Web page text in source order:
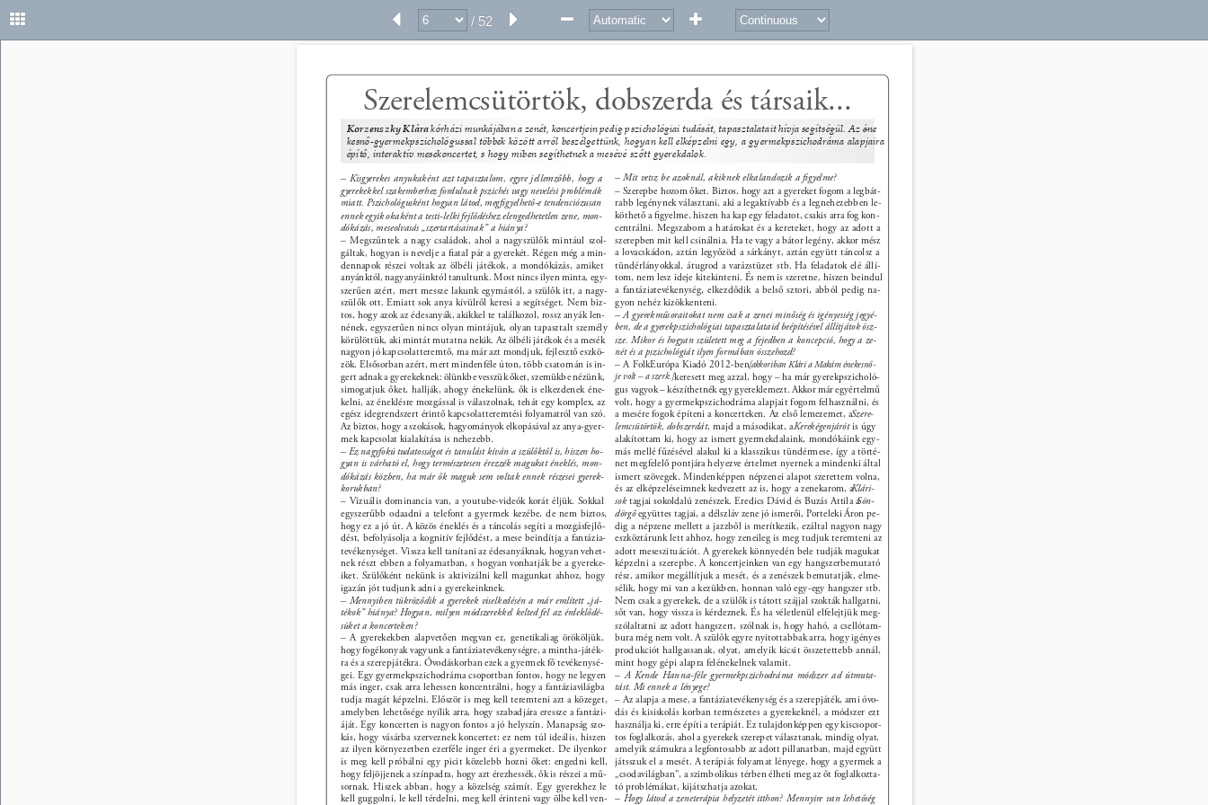
/ 52
Szerelemcsütörtök, dobszerda és társaik...
– Kisgyerekes anyukaként azt tapasztalom, egyre jellemzőbb, hogy a
gyerekekkel szakemberhez fordulnak pszichés vagy nevelési problémák
miatt. Pszichológusként hogyan látod, megﬁgyelhető-e tendenciózusan
ennek egyik okaként a testi-lelki fejlődéshez elengedhetetlen zene, mon-
dókázás, meseolvasás „szertartásainak” a hiánya?
– Megszűntek a nagy családok, ahol a nagyszülők mintául szol-
gáltak, hogyan is nevelje a ﬁatal pár a gyerekét. Régen még a min-
dennapok részei voltak az ölbéli játékok, a mondókázás, amiket
anyánktól, nagyanyáinktól tanultunk. Most nincs ilyen minta, egy-
szerűen azért, mert messze lakunk egymástól, a szülők itt, a nagy-
szülők ott. Emiatt sok anya kívülről keresi a segítséget. Nem biz-
tos, hogy azok az édesanyák, akikkel te találkozol, rossz anyák len-
nének, egyszerűen nincs olyan mintájuk, olyan tapasztalt személy
körülöttük, aki mintát mutatna nekik. Az ölbéli játékok és a mesék
nagyon jó kapcsolatteremtő, ma már azt mondjuk, fejlesztő eszkö-
zök. Elsősorban azért, mert mindenféle úton, több csatornán is in-
gert adnak a gyerekeknek: ölünkbe vesszük őket, szemükbe nézünk,
simogatjuk őket, hallják, ahogy énekelünk, ők is elkezdenek éne-
kelni, az éneklésre mozgással is válaszolnak, tehát egy komplex, az
egész idegrendszert érintő kapcsolatteremtési folyamatról van szó.
Az biztos, hogy a szokások, hagyományok elkopásával az anya-gyer-
mek kapcsolat kialakítása is nehezebb.
– Ez nagyfokú tudatosságot és tanulást kíván a szülőktől is, hiszen ho-
gyan is várható el, hogy természetesen érezzék magukat éneklés, mon-
dókázás közben, ha már ők maguk sem voltak ennek részesei gyerek-
korukban?
– Vizuális dominancia van, a youtube-videók korát éljük. Sokkal
egyszerűbb odaadni a telefont a gyermek kezébe, de nem biztos,
hogy ez a jó út. A közös éneklés és a táncolás segíti a mozgásfejlő-
dést, befolyásolja a kognitív fejlődést, a mese beindítja a fantázia-
tevékenységet. Vissza kell tanítani az édesanyáknak, hogyan vehet-
nek részt ebben a folyamatban, s hogyan vonhatják be a gyereke-
iket. Szülőként nekünk is aktivizálni kell magunkat ahhoz, hogy
igazán jót tudjunk adni a gyerekeinknek.
– Mennyiben tükröződik a gyerekek viselkedésén a már említett „já-
tékok” hiánya? Hogyan, milyen módszerekkel kelted fel az érdeklődé-
süket a koncerteken?
– A gyerekekben alapvetően megvan ez, genetikaliag örököljük,
hogy fogékonyak vagyunk a fantáziatevékenységre, a mintha-játék-
ra és a szerepjátékra. Óvodáskorban ezek a gyermek fő tevékenysé-
gei. Egy gyermekpszichodráma csoportban fontos, hogy ne legyen
más inger, csak arra lehessen koncentrálni, hogy a fantáziavilágba
tudja magát képzelni. Először is meg kell teremteni azt a közeget,
amelyben lehetősége nyílik arra, hogy szabadjára eressze a fantázi-
áját. Egy koncerten is nagyon fontos a jó helyszín. Manapság szo-
kás, hogy vásárba szerveznek koncertet; ez nem túl ideális, hiszen
az ilyen környezetben ezerféle inger éri a gyermeket. De ilyenkor
is meg kell próbálni egy picit közelebb hozni őket: engedni kell,
hogy feljöjjenek a színpadra, hogy azt érezhessék, ők is részei a mű-
sornak. Hiszek abban, hogy a közelség számít. Egy gyerekhez le
kell guggolni, le kell térdelni, meg kell érinteni vagy ölbe kell ven-
– Mit vetsz be azoknál, akiknek elkalandozik a ﬁgyelme?
– Szerepbe hozom őket. Biztos, hogy azt a gyereket fogom a legbát-
rabb legénynek választani, aki a legaktívabb és a legnehezebben le-
köthető a ﬁgyelme, hiszen ha kap egy feladatot, csakis arra fog kon-
centrálni. Megszabom a határokat és a kereteket, hogy az adott a
szerepben mit kell csinálnia. Ha te vagy a bátor legény, akkor mész
a lovacskádon, aztán legyőzöd a sárkányt, aztán együtt táncolsz a
tündérlányokkal, átugrod a varázstüzet stb. Ha feladatok elé állí-
tom, nem lesz ideje kitekinteni. És nem is szeretne, hiszen beindul
a fantáziatevékenység, elkezdődik a belső sztori, abból pedig na-
gyon nehéz kizökkenteni.
– A gyerekműsoraitokat nem csak a zenei minőség és igényesség jegyé-
ben, de a gyerekpszichológiai tapasztalataid beépítésével állítjátok ösz-
sze. Mikor és hogyan született meg a fejedben a koncepció, hogy a ze-
nét és a pszichológiát ilyen formában összehozd?
– A FolkEurópa Kiadó 2012-ben [akkoriban Klári a Makám énekesnő-
je volt – a szerk.] keresett meg azzal, hogy – ha már gyerekpszicholó-
gus vagyok – készíthetnék egy gyereklemezt. Akkor már egyértelmű
volt, hogy a gyermekpszichodráma alapjait fogom felhasználni, és
a mesére fogok építeni a koncerteken. Az első lemezemet, a Szere-
lemcsütörtök, dobszerdát, majd a másodikat, a Kerekégenjárót is úgy
alakítottam ki, hogy az ismert gyermekdalaink, mondókáink egy-
más mellé fűzésével alakul ki a klasszikus tündérmese, így a törté-
net megfelelő pontjára helyezve értelmet nyernek a mindenki által
ismert szövegek. Mindenképpen népzenei alapot szerettem volna,
és az elképzeléseimnek kedvezett az is, hogy a zenekarom, a Klári-
sok tagjai sokoldalú zenészek. Eredics Dávid és Buzás Attila a Sön-
dörgő együttes tagjai, a délszláv zene jó ismerői, Porteleki Áron pe-
dig a népzene mellett a jazzből is merítkezik, ezáltal nagyon nagy
eszköztárunk lett ahhoz, hogy zeneileg is meg tudjuk teremteni az
adott meseszituációt. A gyerekek könnyedén bele tudják magukat
képzelni a szerepbe. A koncertjeinken van egy hangszerbemutató
rész, amikor megállítjuk a mesét, és a zenészek bemutatják, elme-
sélik, hogy mi van a kezükben, honnan való egy-egy hangszer stb.
Nem csak a gyerekek, de a szülők is tátott szájjal szokták hallgatni,
sőt van, hogy vissza is kérdeznek. És ha véletlenül elfelejtjük meg-
szólaltatni az adott hangszert, szólnak is, hogy hahó, a csellótam-
bura még nem volt. A szülők egyre nyitottabbak arra, hogy igényes
produkciót hallgassanak, olyat, amelyik kicsit összetettebb annál,
mint hogy gépi alapra felénekelnek valamit.
– A Kende Hanna-féle gyermekpszichodráma módszer ad útmuta-
tást. Mi ennek a lényege?
– Az alapja a mese, a fantáziatevékenység és a szerepjáték, ami óvo-
dás és kisiskolás korban természetes a gyerekeknél, a módszer ezt
használja ki, erre építi a terápiát. Ez tulajdonképpen egy kiscsopor-
tos foglalkozás, ahol a gyerekek szerepet választanak, mindig olyat,
amelyik számukra a legfontosabb az adott pillanatban, majd együtt
játsszuk el a mesét. A terápiás folyamat lényege, hogy a gyermek a
„csodavilágban”, a szimbolikus térben élheti meg az őt foglalkozta-
tó problémákat, kijátszhatja azokat.
– Hogy látod a zeneterápia helyzetét itthon? Mennyire van lehetőség
Korzenszky Klára kórházi munkájában a zenét, koncertjein pedig pszichológiai tudását, tapasztalatait hívja segítségül. Az éne
-
kesnő-gyermekpszichológussal többek között arról beszélgettünk, hogyan kell elképzelni egy, a gyermekpszichodráma alapjaira
építő, interaktív mesekoncertet, s hogy miben segíthetnek a mesévé szőtt gyerekdalok.